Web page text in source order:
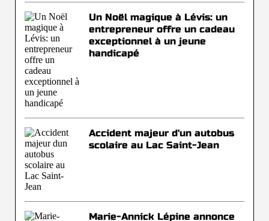
Un Noël magique à Lévis: un
entrepreneur offre un cadeau
exceptionnel à un jeune
handicapé
Accident majeur d'un autobus
scolaire au Lac Saint-Jean
Marie-Annick Lépine annonce